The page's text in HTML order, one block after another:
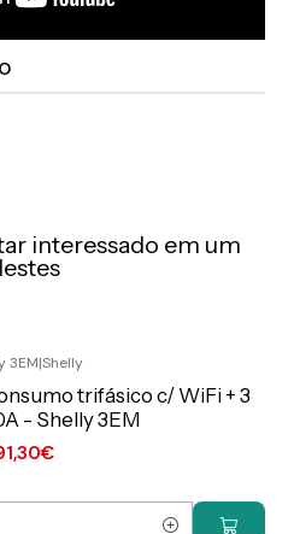
interessado em um
3EM|Shelly
trifásico c/ WiFi + 3
- Shelly 3EM